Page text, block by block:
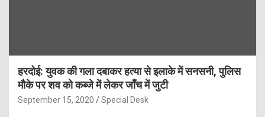
हरदोई: युवक की गला दबाकर हत्या से इलाके में सनसनी, पुलिस
मौके पर शव को कब्जे में लेकर जाँच में जुटी
September 15, 2020 Special Desk